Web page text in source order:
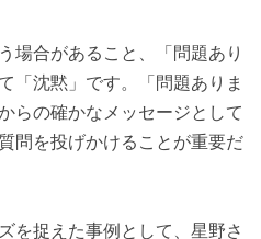
場合があること、「問題あり
「沈黙」です。「問題ありま
らの確かなメッセージとして
問を投げかけることが重要だ
を捉えた事例として、星野さ